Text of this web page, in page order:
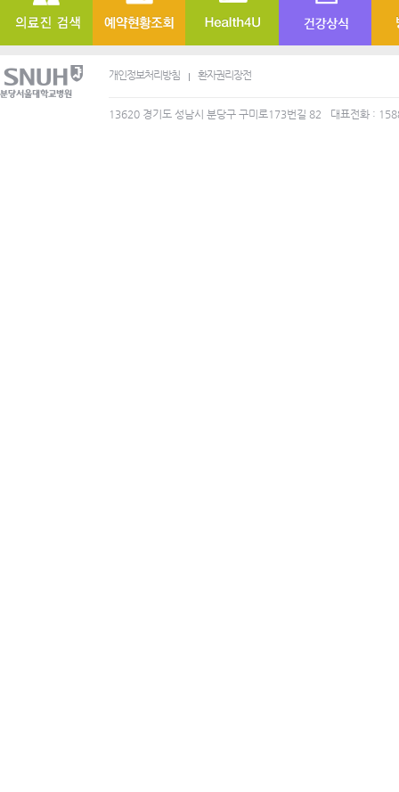
개인정보처리방침 환자권리장전
13620 경기도 성남시 분당구 구미로173번길 82 대표전화 :